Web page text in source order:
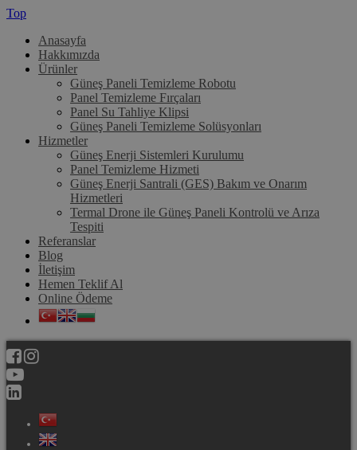
Top
Anasayfa
Hakkımızda
Ürünler
Güneş Paneli Temizleme Robotu
Panel Temizleme Fırçaları
Panel Su Tahliye Klipsi
Güneş Paneli Temizleme Solüsyonları
Hizmetler
Güneş Enerji Sistemleri Kurulumu
Panel Temizleme Hizmeti
Güneş Enerji Santrali (GES) Bakım ve Onarım
Hizmetleri
Termal Drone ile Güneş Paneli Kontrolü ve Arıza
Tespiti
Referanslar
Blog
İletişim
Hemen Teklif Al
Online Ödeme